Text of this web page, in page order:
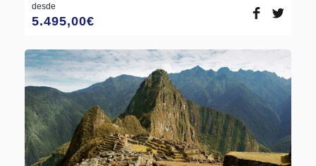
desde
5.495,00€